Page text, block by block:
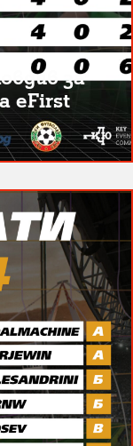
за
eFirst